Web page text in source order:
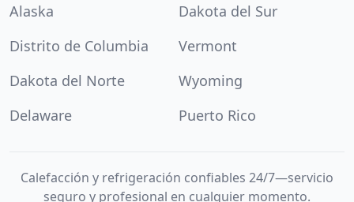
Alaska
Dakota del Sur
Distrito de Columbia
Vermont
Dakota del Norte
Wyoming
Delaware
Puerto Rico
Calefacción y refrigeración confiables 24/7—servicio
seguro y profesional en cualquier momento.